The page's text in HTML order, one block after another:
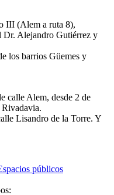
III (Alem a ruta 8),
Dr. Alejandro Gutiérrez y
los barrios Güemes y
calle Alem, desde 2 de
Rivadavia.
Lisandro de la Torre. Y
públicos